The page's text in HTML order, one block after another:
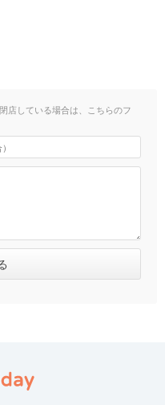
店している場合は、こちらのフ